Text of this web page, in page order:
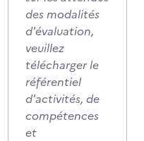
des modalités
d'évaluation,
veuillez
télécharger le
référentiel
d'activités, de
compétences
et